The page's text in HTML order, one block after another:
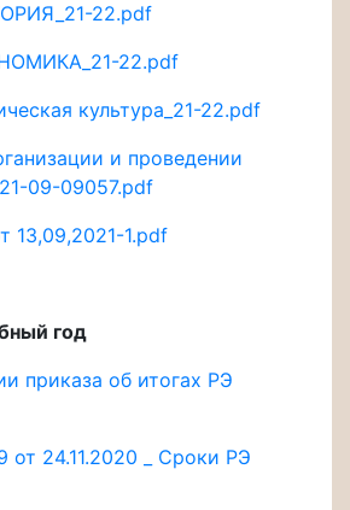
22.pdf
22.pdf
культура_21-22.pdf
и проведении
09-09057.pdf
13,09,2021-1.pdf
год
приказа об итогах РЭ
24.11.2020 _ Сроки РЭ